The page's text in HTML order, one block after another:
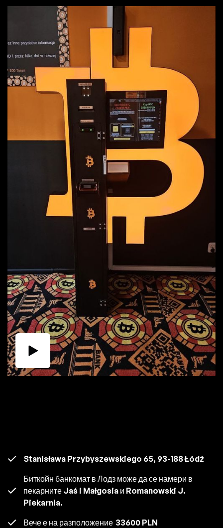
Stanisława Przybyszewskiego 65, 93-188 Łódź
Биткойн банкомат в Лодз може да се намери в
пекарните Jaś i Małgosia и Romanowski J.
Piekarnia.
Вече е на разположение 33600 PLN